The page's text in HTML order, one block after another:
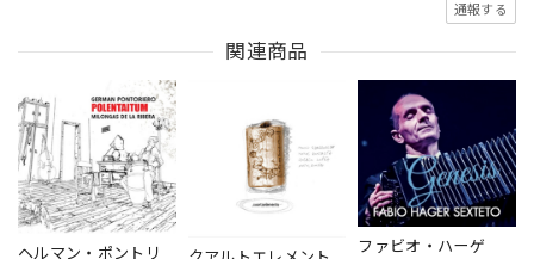
通報する
関連商品
ヘルマン・ポントリ
ファビオ・ハーゲ